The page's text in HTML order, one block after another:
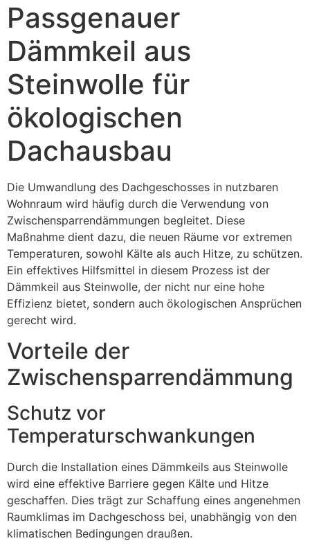
Passgenauer
Dämmkeil aus
Steinwolle für
ökologischen
Dachausbau
Die Umwandlung des Dachgeschosses in nutzbaren
Wohnraum wird häufig durch die Verwendung von
Zwischensparrendämmungen begleitet. Diese
Maßnahme dient dazu, die neuen Räume vor extremen
Temperaturen, sowohl Kälte als auch Hitze, zu schützen.
Ein effektives Hilfsmittel in diesem Prozess ist der
Dämmkeil aus Steinwolle, der nicht nur eine hohe
Effizienz bietet, sondern auch ökologischen Ansprüchen
gerecht wird.
Vorteile der
Zwischensparrendämmung
Schutz vor
Temperaturschwankungen
Durch die Installation eines Dämmkeils aus Steinwolle
wird eine effektive Barriere gegen Kälte und Hitze
geschaffen. Dies trägt zur Schaffung eines angenehmen
Raumklimas im Dachgeschoss bei, unabhängig von den
klimatischen Bedingungen draußen.